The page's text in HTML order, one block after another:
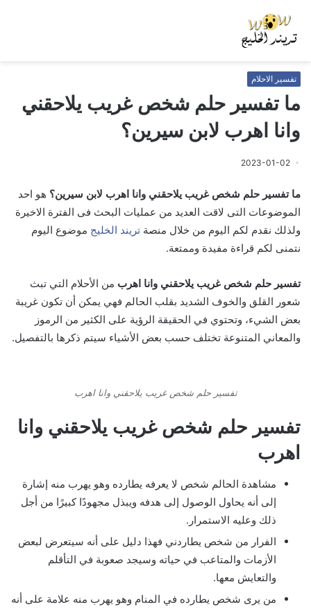
تفسير الاحلام
ما تفسير حلم شخص غريب يلاحقني
وانا اهرب لابن سيرين؟
2023-01-02
ما تفسير حلم شخص غريب يلاحقني وانا اهرب لابن سيرين؟ هو احد
الموضوعات التى لاقت العديد من عمليات البحث فى الفترة الاخيرة
ولذلك نقدم لكم اليوم من خلال منصة تريند الخليج موضوع اليوم
نتمنى لكم قراءة مفيدة وممتعة.
تفسير حلم شخص غريب يلاحقني وانا اهرب من الأحلام التي تبث
شعور القلق والخوف الشديد بقلب الحالم فهي يمكن أن تكون غريبة
بعض الشيء، وتحتوي في الحقيقة الرؤية على الكثير من الرموز
والمعاني المتنوعة تختلف حسب بعض الأشياء سيتم ذكرها بالتفصيل.
تفسير حلم شخص غريب يلاحقني وانا اهرب
تفسير حلم شخص غريب يلاحقني وانا
اهرب
مشاهدة الحالم شخص لا يعرفه يطارده وهو يهرب منه إشارة
إلى أنه يحاول الوصول إلى هدفه ويبذل مجهودًا كبيرًا من أجل
ذلك وعليه الاستمرار.
الفرار من شخص يطاردني فهذا دليل على أنه سيتعرض لبعض
الأزمات والمتاعب في حياته وسيجد صعوبة في التأقلم
والتعايش معها.
من يرى شخص يطارده في المنام وهو يهرب منه علامة على أنه